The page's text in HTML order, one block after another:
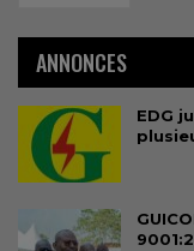
ANNONCES
EDG